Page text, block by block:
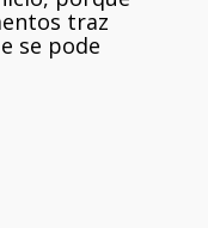
traz
se pode